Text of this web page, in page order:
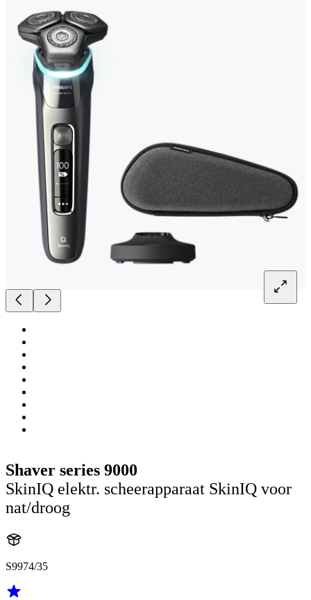
Shaver series 9000
SkinIQ elektr. scheerapparaat SkinIQ voor
nat/droog
S9974/35